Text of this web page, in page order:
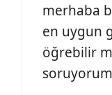
merhaba
en uygun
öğrebilir